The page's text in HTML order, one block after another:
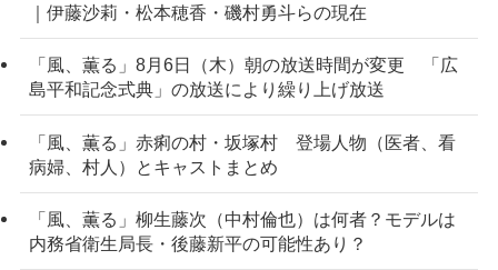
｜伊藤沙莉・松本穂香・磯村勇斗らの現在
「風、薫る」8月6日（木）朝の放送時間が変更 「広
島平和記念式典」の放送により繰り上げ放送
「風、薫る」赤痢の村・坂塚村 登場人物（医者、看
病婦、村人）とキャストまとめ
「風、薫る」柳生藤次（中村倫也）は何者？モデルは
内務省衛生局長・後藤新平の可能性あり？